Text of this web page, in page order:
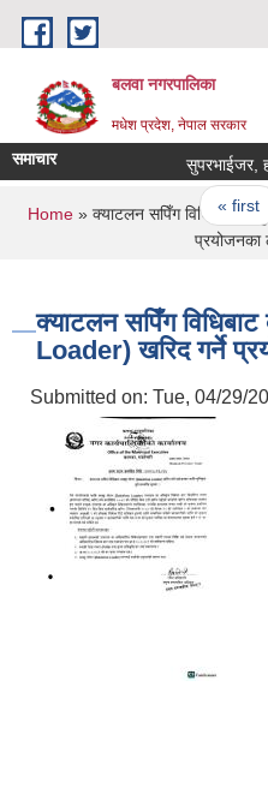
Skip to main content
बलवा नगरपालिका
मधेश प्रदेश, नेपाल सरकार
समाचार सुपरभाईजर,
Pages
« first
You are here
Home » क्याटलन सपिँग विधिबाट
प्रयोजनका
क्याटलन सपिँग
Loader) खरिद गर्ने
Submitted on: Tue, 04/29/